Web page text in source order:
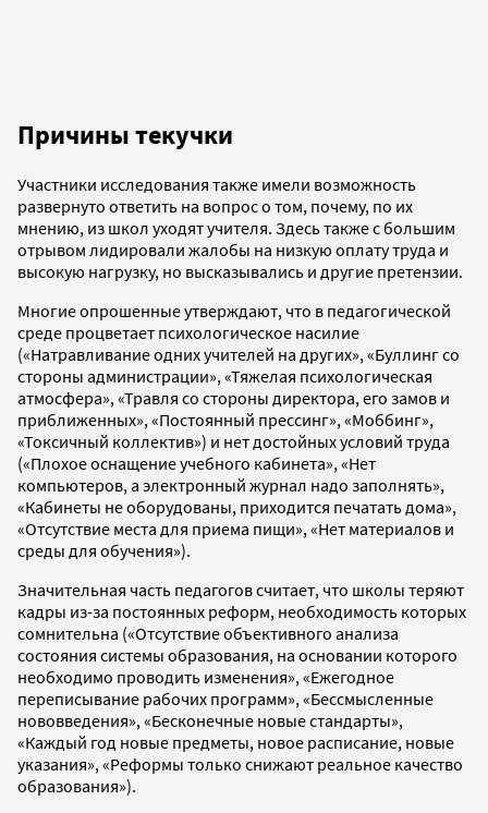
Причины текучки
Участники исследования также имели возможность
развернуто ответить на вопрос о том, почему, по их
мнению, из школ уходят учителя. Здесь также с большим
отрывом лидировали жалобы на низкую оплату труда и
высокую нагрузку, но высказывались и другие претензии.
Многие опрошенные утверждают, что в педагогической
среде процветает психологическое насилие
(«Натравливание одних учителей на других», «Буллинг со
стороны администрации», «Тяжелая психологическая
атмосфера», «Травля со стороны директора, его замов и
приближенных», «Постоянный прессинг», «Моббинг»,
«Токсичный коллектив») и нет достойных условий труда
(«Плохое оснащение учебного кабинета», «Нет
компьютеров, а электронный журнал надо заполнять»,
«Кабинеты не оборудованы, приходится печатать дома»,
«Отсутствие места для приема пищи», «Нет материалов и
среды для обучения»).
Значительная часть педагогов считает, что школы теряют
кадры из-за постоянных реформ, необходимость которых
сомнительна («Отсутствие объективного анализа
состояния системы образования, на основании которого
необходимо проводить изменения», «Ежегодное
переписывание рабочих программ», «Бессмысленные
нововведения», «Бесконечные новые стандарты»,
«Каждый год новые предметы, новое расписание, новые
указания», «Реформы только снижают реальное качество
образования»).